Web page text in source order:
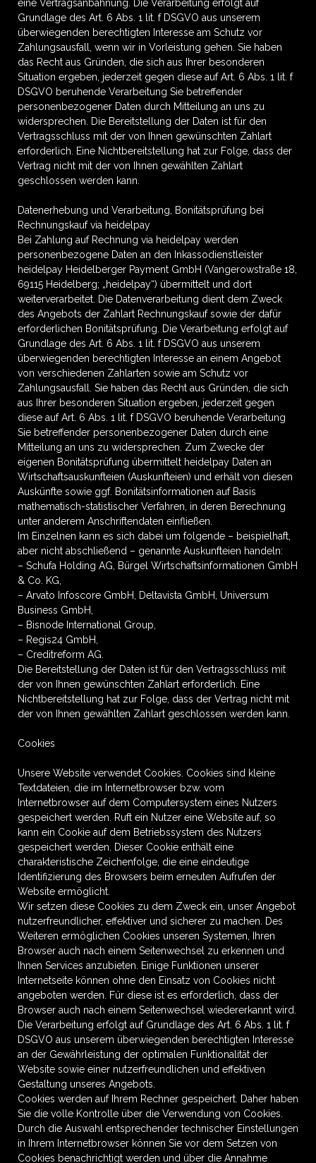
eine Vertragsanbahnung. Die Verarbeitung erfolgt auf
Grundlage des Art. 6 Abs. 1 lit. f DSGVO aus unserem
überwiegenden berechtigten Interesse am Schutz vor
Zahlungsausfall, wenn wir in Vorleistung gehen. Sie haben
das Recht aus Gründen, die sich aus Ihrer besonderen
Situation ergeben, jederzeit gegen diese auf Art. 6 Abs. 1 lit. f
DSGVO beruhende Verarbeitung Sie betreffender
personenbezogener Daten durch Mitteilung an uns zu
widersprechen. Die Bereitstellung der Daten ist für den
Vertragsschluss mit der von Ihnen gewünschten Zahlart
erforderlich. Eine Nichtbereitstellung hat zur Folge, dass der
Vertrag nicht mit der von Ihnen gewählten Zahlart
geschlossen werden kann.
Datenerhebung und Verarbeitung, Bonitätsprüfung bei
Rechnungskauf via heidelpay
Bei Zahlung auf Rechnung via heidelpay werden
personenbezogene Daten an den Inkassodienstleister
heidelpay Heidelberger Payment GmbH (Vangerowstraße 18,
69115 Heidelberg; „heidelpay“) übermittelt und dort
weiterverarbeitet. Die Datenverarbeitung dient dem Zweck
des Angebots der Zahlart Rechnungskauf sowie der dafür
erforderlichen Bonitätsprüfung. Die Verarbeitung erfolgt auf
Grundlage des Art. 6 Abs. 1 lit. f DSGVO aus unserem
überwiegenden berechtigten Interesse an einem Angebot
von verschiedenen Zahlarten sowie am Schutz vor
Zahlungsausfall. Sie haben das Recht aus Gründen, die sich
aus Ihrer besonderen Situation ergeben, jederzeit gegen
diese auf Art. 6 Abs. 1 lit. f DSGVO beruhende Verarbeitung
Sie betreffender personenbezogener Daten durch eine
Mitteilung an uns zu widersprechen. Zum Zwecke der
eigenen Bonitätsprüfung übermittelt heidelpay Daten an
Wirtschaftsauskunfteien (Auskunfteien) und erhält von diesen
Auskünfte sowie ggf. Bonitätsinformationen auf Basis
mathematisch-statistischer Verfahren, in deren Berechnung
unter anderem Anschriftendaten einfließen.
Im Einzelnen kann es sich dabei um folgende – beispielhaft,
aber nicht abschließend – genannte Auskunfteien handeln:
– Schufa Holding AG, Bürgel Wirtschaftsinformationen GmbH
& Co. KG,
– Arvato Infoscore GmbH, Deltavista GmbH, Universum
Business GmbH,
– Bisnode International Group,
– Regis24 GmbH,
– Creditreform AG.
Die Bereitstellung der Daten ist für den Vertragsschluss mit
der von Ihnen gewünschten Zahlart erforderlich. Eine
Nichtbereitstellung hat zur Folge, dass der Vertrag nicht mit
der von Ihnen gewählten Zahlart geschlossen werden kann.
Cookies
Unsere Website verwendet Cookies. Cookies sind kleine
Textdateien, die im Internetbrowser bzw. vom
Internetbrowser auf dem Computersystem eines Nutzers
gespeichert werden. Ruft ein Nutzer eine Website auf, so
kann ein Cookie auf dem Betriebssystem des Nutzers
gespeichert werden. Dieser Cookie enthält eine
charakteristische Zeichenfolge, die eine eindeutige
Identifizierung des Browsers beim erneuten Aufrufen der
Website ermöglicht.
Wir setzen diese Cookies zu dem Zweck ein, unser Angebot
nutzerfreundlicher, effektiver und sicherer zu machen. Des
Weiteren ermöglichen Cookies unseren Systemen, Ihren
Browser auch nach einem Seitenwechsel zu erkennen und
Ihnen Services anzubieten. Einige Funktionen unserer
Internetseite können ohne den Einsatz von Cookies nicht
angeboten werden. Für diese ist es erforderlich, dass der
Browser auch nach einem Seitenwechsel wiedererkannt wird.
Die Verarbeitung erfolgt auf Grundlage des Art. 6 Abs. 1 lit. f
DSGVO aus unserem überwiegenden berechtigten Interesse
an der Gewährleistung der optimalen Funktionalität der
Website sowie einer nutzerfreundlichen und effektiven
Gestaltung unseres Angebots.
Cookies werden auf Ihrem Rechner gespeichert. Daher haben
Sie die volle Kontrolle über die Verwendung von Cookies.
Durch die Auswahl entsprechender technischer Einstellungen
in Ihrem Internetbrowser können Sie vor dem Setzen von
Cookies benachrichtigt werden und über die Annahme